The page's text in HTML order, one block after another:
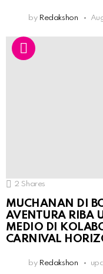
by Redakshon
2 Shares
MUCHANAN DI
AVENTURA RIBA
MEDIO DI
CARNIVAL
by Redakshon